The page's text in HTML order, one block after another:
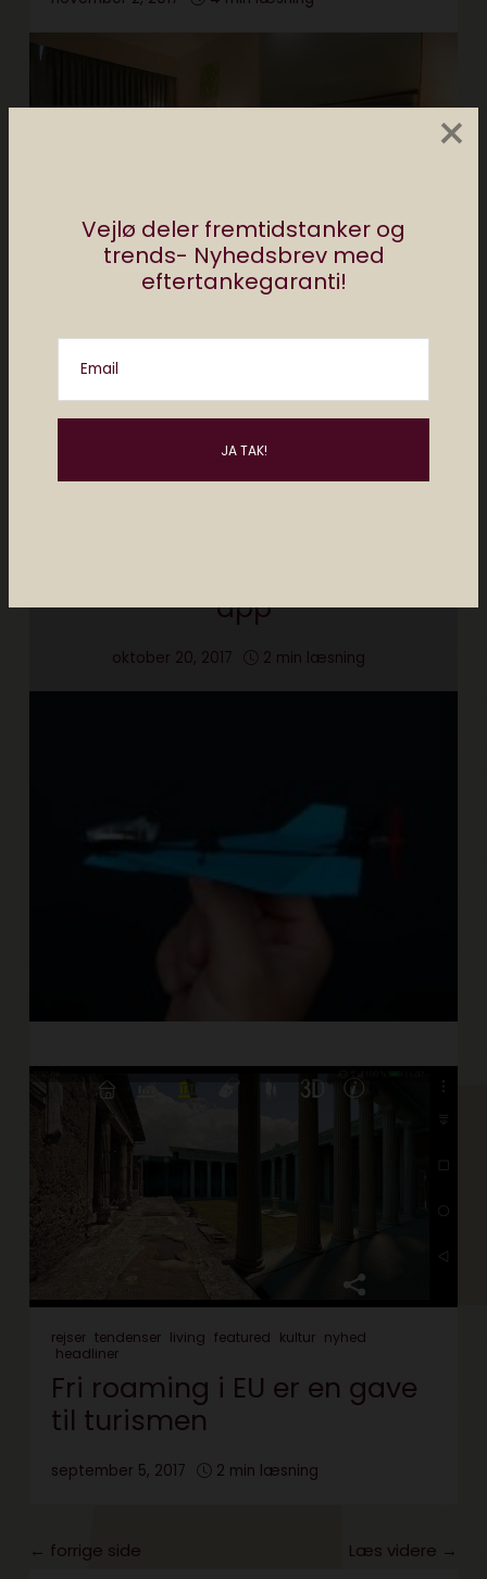
Vejlø deler fremtidstanker og
trends- Nyhedsbrev med
eftertankegaranti!
Email
×
Hotelværelset som husker,
hvad du kan lide
app
oktober 20, 2017 2 min læsning
rejser tendenser living featured kultur nyhed
headliner
Fri roaming i EU er en gave
til turismen
september 5, 2017 2 min læsning
← forrige side
Læs videre →